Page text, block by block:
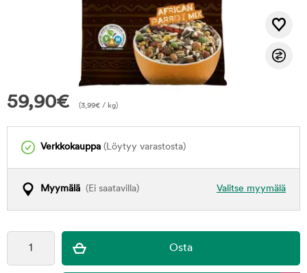
59,90€ (3,99€ / kg)
Verkkokauppa (Löytyy varastosta)
Valitse myymälä
Myymälä (Ei saatavilla)